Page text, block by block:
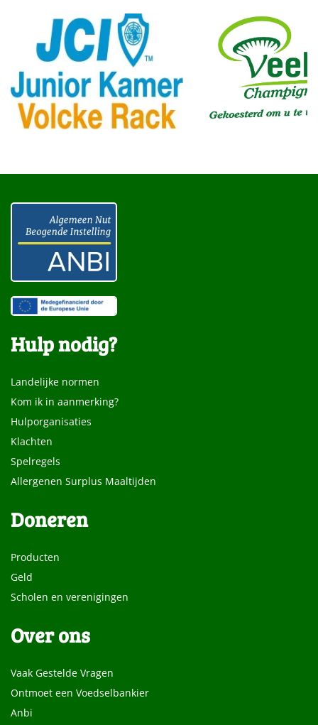
Hulp nodig?
Landelijke normen
Kom ik in aanmerking?
Hulporganisaties
Klachten
Spelregels
Allergenen Surplus Maaltijden
Doneren
Producten
Geld
Scholen en verenigingen
Over ons
Vaak Gestelde Vragen
Ontmoet een Voedselbankier
Anbi